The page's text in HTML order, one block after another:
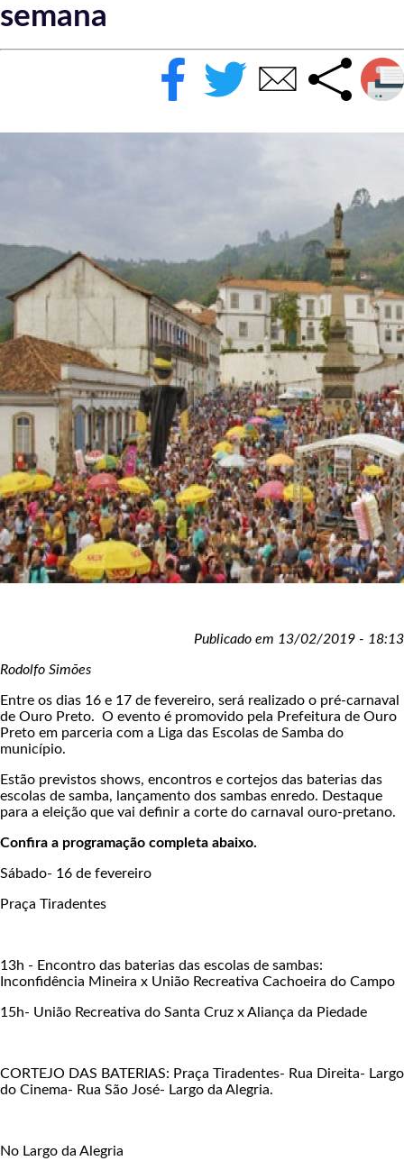
semana
Publicado em 13/02/2019 - 18:13
Rodolfo Simões
Entre os dias 16 e 17 de fevereiro, será realizado o pré-carnaval
de Ouro Preto. O evento é promovido pela Prefeitura de Ouro
Preto em parceria com a Liga das Escolas de Samba do
município.
Estão previstos shows, encontros e cortejos das baterias das
escolas de samba, lançamento dos sambas enredo. Destaque
para a eleição que vai definir a corte do carnaval ouro-pretano.
Confira a programação completa abaixo.
Sábado- 16 de fevereiro
Praça Tiradentes
13h - Encontro das baterias das escolas de sambas:
Inconfidência Mineira x União Recreativa Cachoeira do Campo
15h- União Recreativa do Santa Cruz x Aliança da Piedade
CORTEJO DAS BATERIAS: Praça Tiradentes- Rua Direita- Largo
do Cinema- Rua São José- Largo da Alegria.
No Largo da Alegria